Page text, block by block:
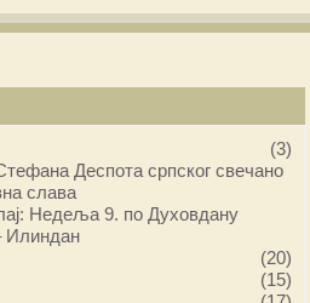
(3)
Деспота српског свечано
слава
Недеља 9. по Духовдану
Илиндан
(20)
(15)